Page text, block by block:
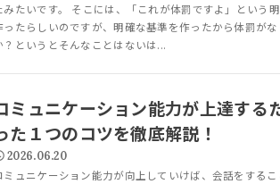
みたいです。 そこには、「これが体罰ですよ」という
ったらしいのですが、明確な基準を作ったから体罰がな
？というとそんなことはないは...
ミュニケーション能力が上達する
た１つのコツを徹底解説！
2026.06.20
ミュニケーション能力が向上していけば、会話をするこ